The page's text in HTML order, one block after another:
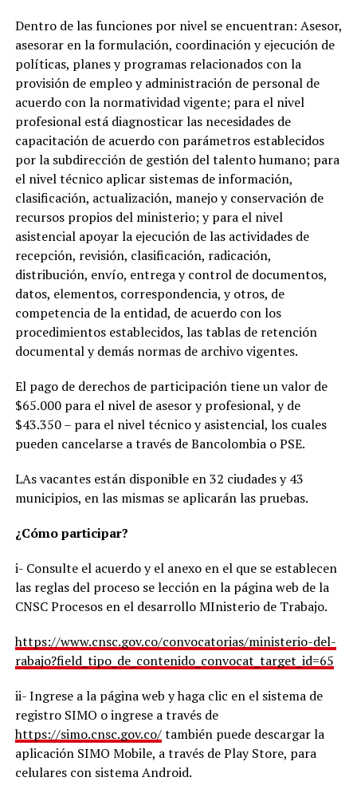
Dentro de las funciones por nivel se encuentran: Asesor,
asesorar en la formulación, coordinación y ejecución de
políticas, planes y programas relacionados con la
provisión de empleo y administración de personal de
acuerdo con la normatividad vigente; para el nivel
profesional está diagnosticar las necesidades de
capacitación de acuerdo con parámetros establecidos
por la subdirección de gestión del talento humano; para
el nivel técnico aplicar sistemas de información,
clasificación, actualización, manejo y conservación de
recursos propios del ministerio; y para el nivel
asistencial apoyar la ejecución de las actividades de
recepción, revisión, clasificación, radicación,
distribución, envío, entrega y control de documentos,
datos, elementos, correspondencia, y otros, de
competencia de la entidad, de acuerdo con los
procedimientos establecidos, las tablas de retención
documental y demás normas de archivo vigentes.
El pago de derechos de participación tiene un valor de
$65.000 para el nivel de asesor y profesional, y de
$43.350 – para el nivel técnico y asistencial, los cuales
pueden cancelarse a través de Bancolombia o PSE.
LAs vacantes están disponible en 32 ciudades y 43
municipios, en las mismas se aplicarán las pruebas.
¿Cómo participar?
i- Consulte el acuerdo y el anexo en el que se establecen
las reglas del proceso se lección en la página web de la
CNSC Procesos en el desarrollo MInisterio de Trabajo.
https://www.cnsc.gov.co/convocatorias/ministerio-del-
rabajo?field_tipo_de_contenido_convocat_target_id=65
ii- Ingrese a la página web y haga clic en el sistema de
registro SIMO o ingrese a través de
https://simo.cnsc.gov.co/también puede descargar la
aplicación SIMO Mobile, a través de Play Store, para
celulares con sistema Android.